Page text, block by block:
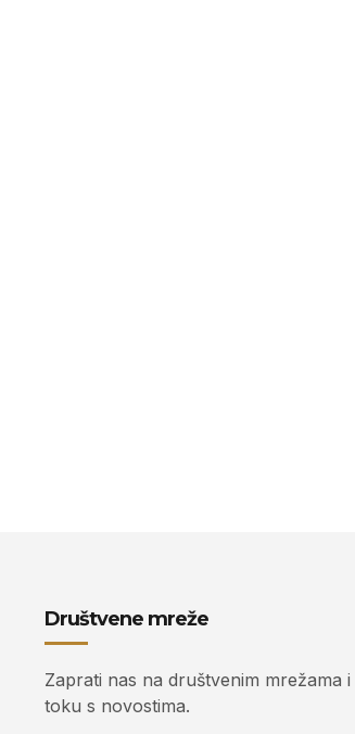
Društvene mreže
Zaprati nas na društvenim mrežama
toku s novostima.